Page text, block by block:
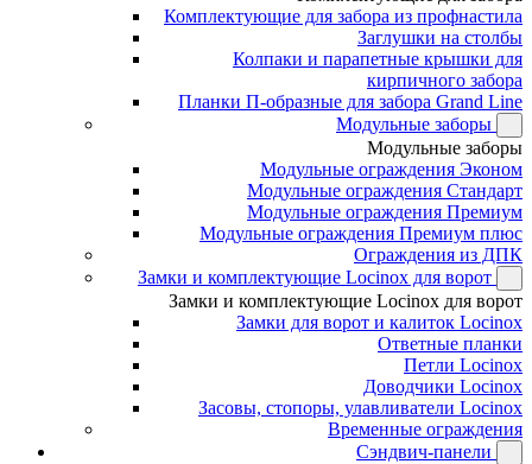
Комплектующие для забора из профнастила
Заглушки на столбы
Колпаки и парапетные крышки для
кирпичного забора
Планки П-образные для забора Grand Line
Модульные заборы
Модульные заборы
Модульные ограждения Эконом
Модульные ограждения Стандарт
Модульные ограждения Премиум
Модульные ограждения Премиум плюс
Ограждения из ДПК
Замки и комплектующие Locinox для ворот
Замки и комплектующие Locinox для ворот
Замки для ворот и калиток Locinox
Ответные планки
Петли Locinox
Доводчики Locinox
Засовы, стопоры, улавливатели Locinox
Временные ограждения
Сэндвич-панели